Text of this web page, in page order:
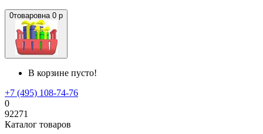
0товаровна 0 р
В корзине пусто!
+7 (495) 108-74-76
0
92271
Каталог товаров